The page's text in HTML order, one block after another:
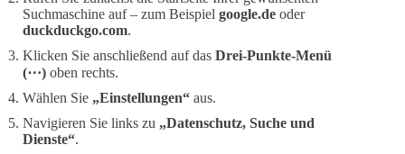
Suchmaschine auf – zum Beispiel google.de oder
duckduckgo.com.
Klicken Sie anschließend auf das Drei-Punkte-Menü
(⋯) oben rechts.
Wählen Sie „Einstellungen“ aus.
Navigieren Sie links zu „Datenschutz, Suche und
Dienste“.